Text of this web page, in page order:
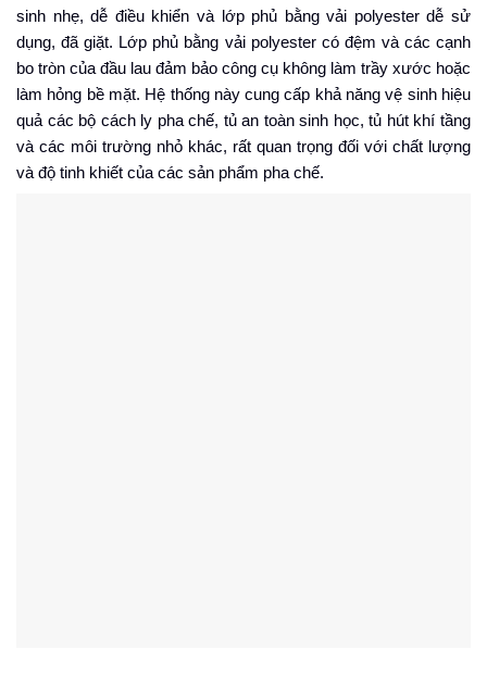
sinh nhẹ, dễ điều khiển và lớp phủ bằng vải polyester dễ sử
dụng, đã giặt. Lớp phủ bằng vải polyester có đệm và các cạnh
bo tròn của đầu lau đảm bảo công cụ không làm trầy xước hoặc
làm hỏng bề mặt. Hệ thống này cung cấp khả năng vệ sinh hiệu
quả các bộ cách ly pha chế, tủ an toàn sinh học, tủ hút khí tầng
và các môi trường nhỏ khác, rất quan trọng đối với chất lượng
và độ tinh khiết của các sản phẩm pha chế.